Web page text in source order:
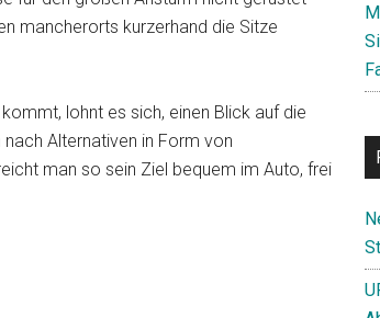
mancherorts kurzerhand die Sitze
lohnt es sich, einen Blick auf die
Alternativen in Form von
man so sein Ziel bequem im Auto, frei